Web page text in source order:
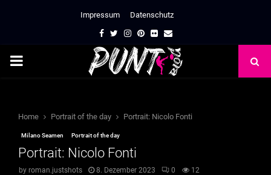
Impressum Datenschutz
Facebook
TwitterInstagram
Pinterest
FlickrEmail
PRIMARY
Home Portrait of the day Portrait: Nicolo Fonti
Milano Seamen Portrait of the day
Portrait: Nicolo Fonti
by roman.justshots 8. Dezember 2023 0 12